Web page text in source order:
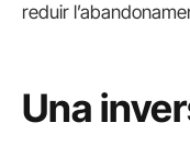
reduir
Una